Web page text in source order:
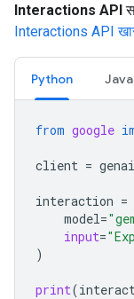
Interactions API
Interactions API
Python
from google
client = genai
interaction =
model=
input=
)
print(